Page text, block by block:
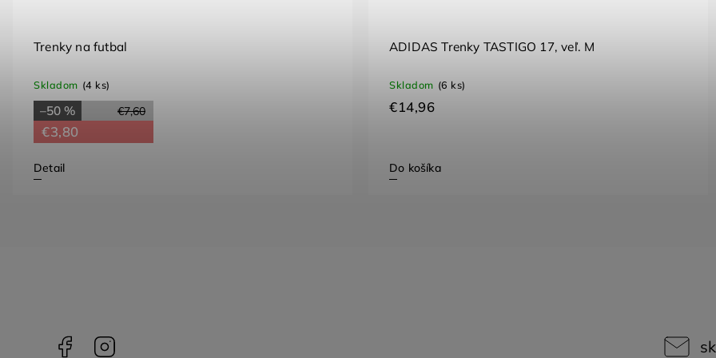
Trenky na futbal
Skladom (4 ks)
€7,60
–50 %
€3,80
Detail
ADIDAS Trenky TASTIGO 17, veľ. M
Skladom (6 ks)
€14,96
Do košíka
Facebook